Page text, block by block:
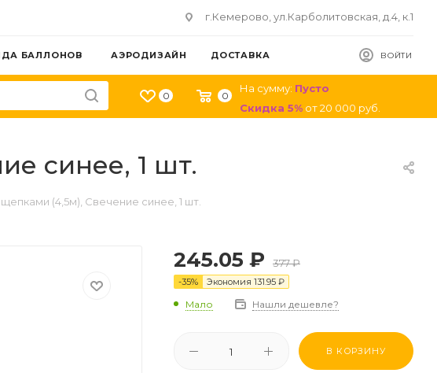
г.Кемерово, ул.Карболитовская, д.4, к.1
ВОЙТИ
БАЛЛОНОВ АЭРОДИЗАЙН ДОСТАВКА
0 0
На сумму: Пусто
Скидка 5% от20 000 руб.
синее, 1 шт.
(4,5м), Свечение синее, 1 шт.
245.05 ₽ 377₽
-35% Экономия 131.95 ₽
Мало Нашли дешевле?
В КОРЗИНУ